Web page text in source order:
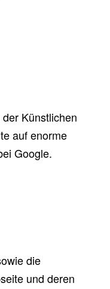
Künstlichen
auf enorme
Google.
die
und deren